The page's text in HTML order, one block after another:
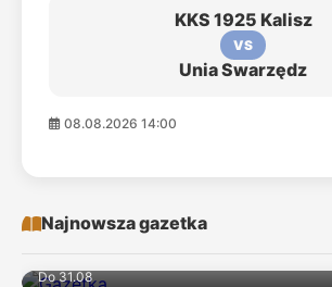
KKS 1925 Kalisz
VS
Unia Swarzędz
08.08.2026 14:00
Najnowsza gazetka
Do 31.08